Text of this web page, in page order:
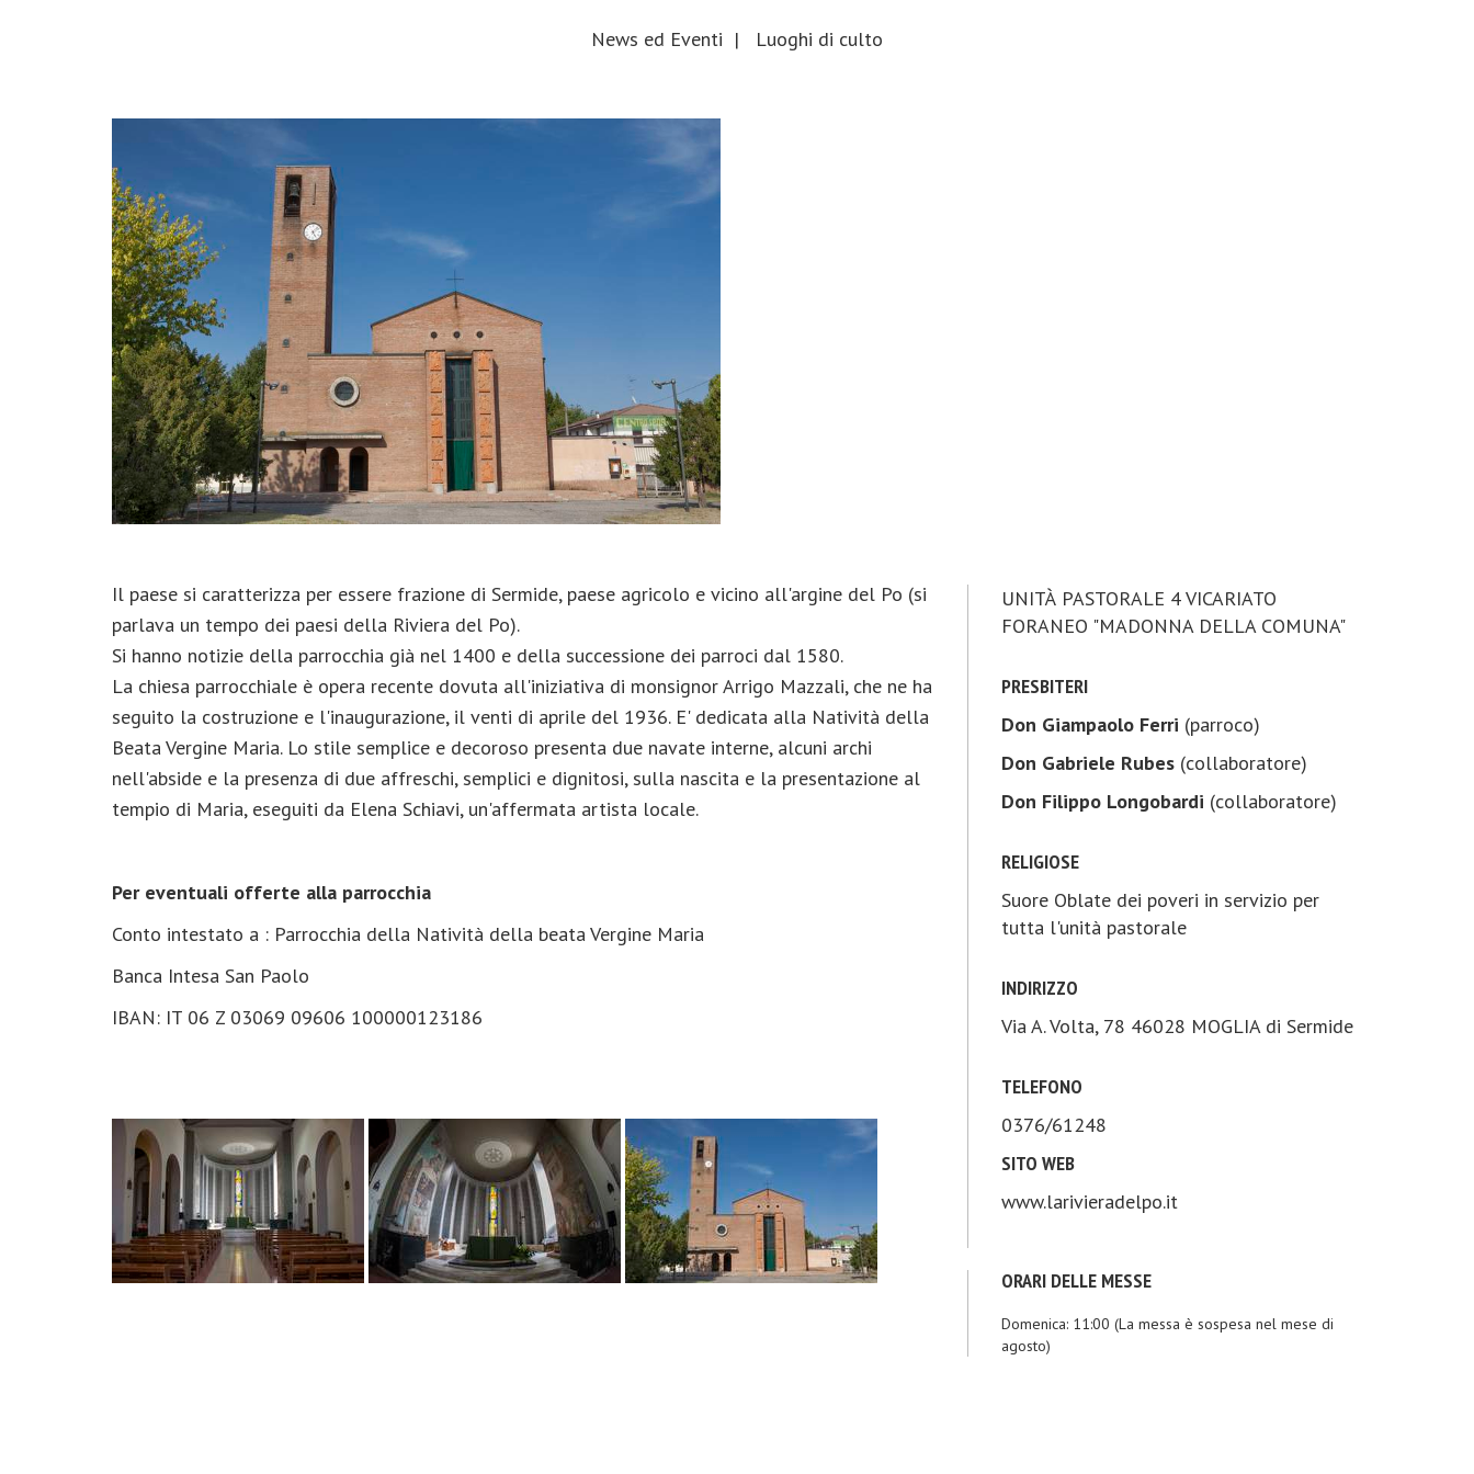
News ed Eventi | Luoghi di culto
Il paese si caratterizza per essere frazione di Sermide, paese agricolo e vicino all'argine del Po (si
parlava un tempo dei paesi della Riviera del Po).
Si hanno notizie della parrocchia già nel 1400 e della successione dei parroci dal 1580.
La chiesa parrocchiale è opera recente dovuta all'iniziativa di monsignor Arrigo Mazzali, che ne ha
seguito la costruzione e l'inaugurazione, il venti di aprile del 1936. E' dedicata alla Natività della
Beata Vergine Maria. Lo stile semplice e decoroso presenta due navate interne, alcuni archi
nell'abside e la presenza di due affreschi, semplici e dignitosi, sulla nascita e la presentazione al
tempio di Maria, eseguiti da Elena Schiavi, un'affermata artista locale.
Per eventuali offerte alla parrocchia
Conto intestato a : Parrocchia della Natività della beata Vergine Maria
Banca Intesa San Paolo
IBAN: IT 06 Z 03069 09606 100000123186
UNITÀ PASTORALE 4 VICARIATO
FORANEO "MADONNA DELLA COMUNA"
PRESBITERI
Don Giampaolo Ferri (parroco)
Don Gabriele Rubes (collaboratore)
Don Filippo Longobardi (collaboratore)
RELIGIOSE
Suore Oblate dei poveri in servizio per
tutta l'unità pastorale
INDIRIZZO
Via A. Volta, 78 46028 MOGLIA di Sermide
TELEFONO
0376/61248
SITO WEB
www.larivieradelpo.it
ORARI DELLE MESSE
Domenica: 11:00 (La messa è sospesa nel mese di
agosto)